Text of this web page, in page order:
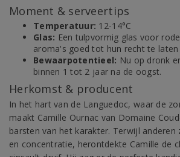
Moment & serveertips
Temperatuur: 12-14°C
Glas: Een tulpvormig glas voor
aroma's goed tot hun recht te laten
Bewaarpotentieel: Nu op dronk
binnen 1 tot 2 jaar na de oogst.
Herkomst & producent
In het hart van de Languedoc, waar de
maakt Camille Ournac van Domaine
barsten van het karakter. Terwijl anderen
en concentratie, herontdekte Camille de